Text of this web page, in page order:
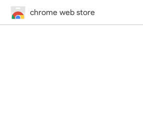
chrome web store